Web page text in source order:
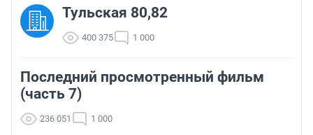
Тульская 80,82
400 375 1 000
Последний просмотренный фильм
(часть 7)
236 051 1 000